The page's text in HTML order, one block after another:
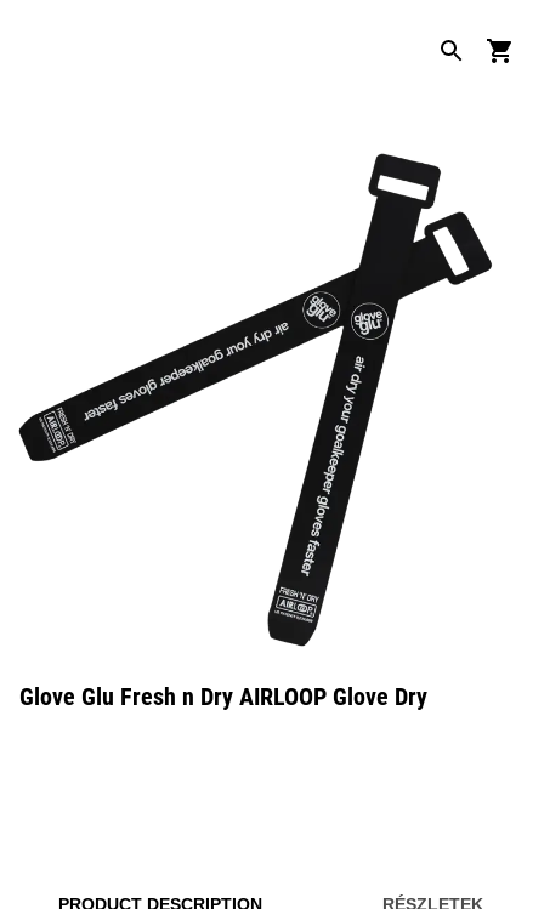
Glove Glu Fresh n Dry AIRLOOP Glove Dry
PRODUCT DESCRIPTION RÉSZLETEK